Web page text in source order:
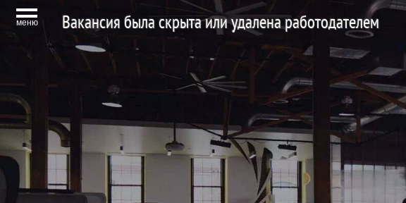
меню Вакансия была скрыта или удалена работодателем